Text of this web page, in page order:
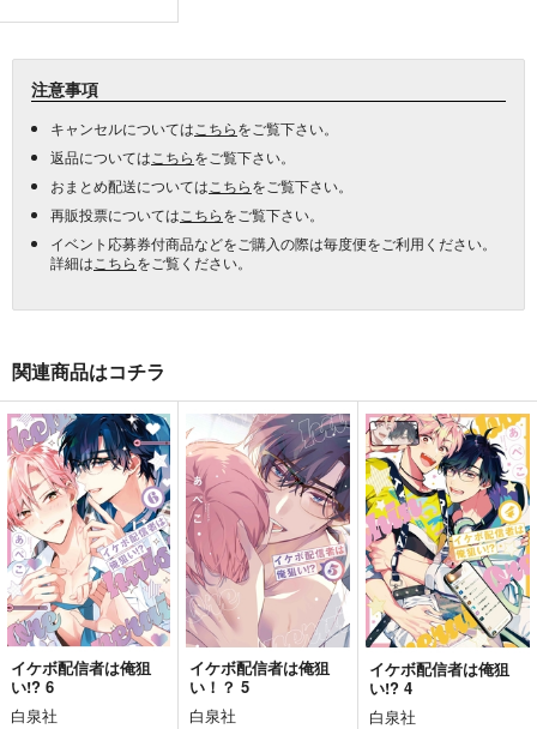
注意事項
キャンセルについては こちらをご覧下さい。
返品については こちらをご覧下さい。
おまとめ配送については こちらをご覧下さい。
再販投票については こちらをご覧下さい。
イベント応募券付商品などをご購入の際は毎度便をご利用ください。
詳細は こちらをご覧ください。
関連商品はコチラ
イケボ配信者は俺狙
い!? 6
白泉社
イケボ配信者は俺狙
い！？ 5
白泉社
イケボ配信者は俺狙
い!? 4
白泉社